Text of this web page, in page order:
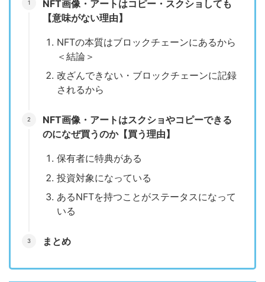
NFT画像・アートはコピー・スクショしても
【意味がない理由】
NFTの本質はブロックチェーンにあるから
＜結論＞
改ざんできない・ブロックチェーンに記録
されるから
NFT画像・アートはスクショやコピーできる
のになぜ買うのか【買う理由】
保有者に特典がある
投資対象になっている
あるNFTを持つことがステータスになって
いる
まとめ